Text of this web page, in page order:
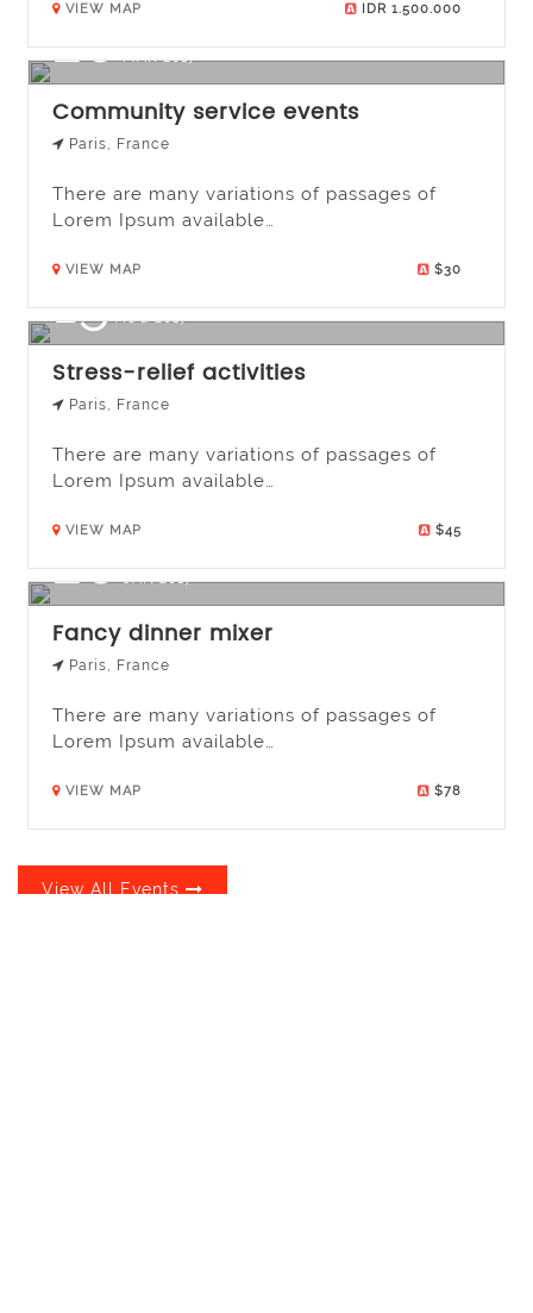
VIEW MAP IDR 1.500.000
28MAR 2017
Community service events
Paris, France
There are many variations of passages of
Lorem Ipsum available…
VIEW MAP $30
15AUG 2017
Stress-relief activities
Paris, France
There are many variations of passages of
Lorem Ipsum available…
VIEW MAP $45
26JAN 2017
Fancy dinner mixer
Paris, France
There are many variations of passages of
Lorem Ipsum available…
VIEW MAP $78
View All Events